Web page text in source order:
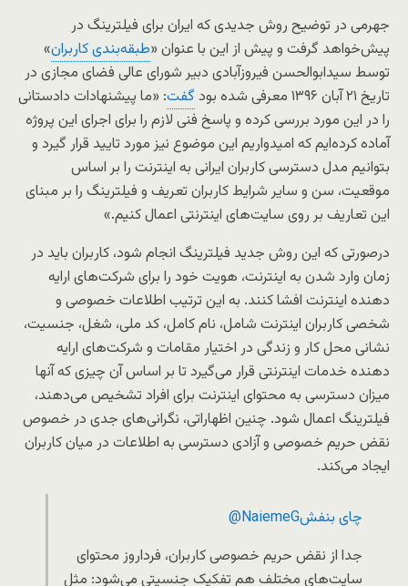
جهرمی در توضیح روش جدیدی که ایران برای فیلترینگ در
پیش‌خواهد گرفت و پیش از این با عنوان «طبقه‌بندی کاربران»
توسط سیدابوالحسن فیروزآبادی دبیر شورای عالی فضای مجازی در
تاریخ ۲۱ آبان ۱۳۹۶ معرفی شده بود
گفت: «ما پیشنهادات دادستانی
را در این مورد بررسی کرده و پاسخ فنی لازم را برای اجرای این پروژه
آماده کرده‌ایم که امیدواریم این موضوع نیز مورد تایید قرار گیرد و
بتوانیم مدل دسترسی کاربران ایرانی به اینترنت را بر اساس
موقعیت، سن و سایر شرایط کاربران تعریف و فیلترینگ را بر مبنای
این تعاریف بر روی سایت‌های اینترنتی اعمال کنیم.»
درصورتی که این روش جدید فیلترینگ انجام شود، کاربران باید در
زمان وارد شدن به اینترنت، هویت خود را برای شرکت‌های ارایه
دهنده اینترنت افشا کنند. به این ترتیب اطلاعات خصوصی و
شخصی کاربران اینترنت شامل، نام کامل، کد ملی، شغل، جنسیت،
نشانی محل کار و زندگی در اختیار مقامات و شرکت‌های ارایه
دهنده خدمات اینترنتی قرار می‌گیرد تا بر اساس آن چیزی که آنها
میزان دسترسی به محتوای اینترنت برای افراد تشخیص می‌دهند،
فیلترینگ اعمال شود. چنین اظهاراتی، نگرانی‌های جدی در خصوص
نقض حریم خصوصی و آزادی دسترسی به اطلاعات در میان کاربران
ایجاد می‌کند.
چاى بنفش@NaiemeG
جدا از نقض حریم خصوصی کاربران، فرداروز محتوای
سایت‌های مختلف هم تفکیک جنسیتی می‌شود: مثل